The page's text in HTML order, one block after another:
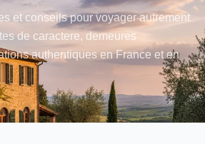
et conseils pour voyager autrement
de caractere, demeures
authentiques en France et en